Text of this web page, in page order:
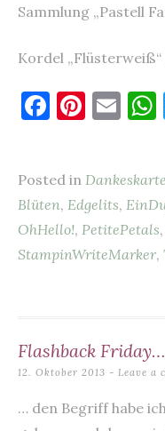
Sammlung „Pastell
Kordel „Flüsterweiß“
F
e
b
o
Pi
es
t
E
l
Posted in
Blüten, Edgelits,
OhHello!, PetitePetals,
StampinWriteMarker,
Flashback Friday…
12. Oktober 2013 Leave a
… den Begriff habe